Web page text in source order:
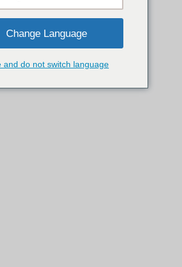
Change Language
and do not switch language